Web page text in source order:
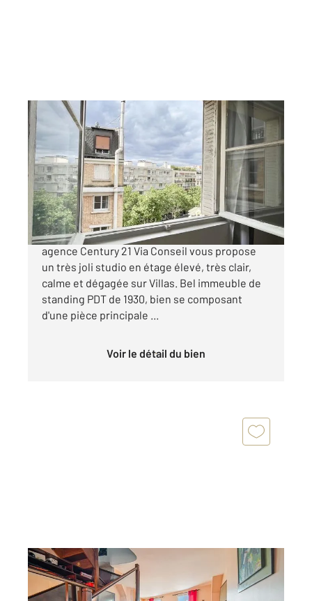
PARIS 75016
23 m
, 1 pièce
Ref : 11172
Appartement Studio à vendre
219 000 €
AUTEUIL - METRO CHARDON LAGACHE - Votre
agence Century 21 Via Conseil vous propose
un très joli studio en étage élevé, très clair,
calme et dégagée sur Villas. Bel immeuble de
standing PDT de 1930, bien se composant
d'une pièce principale ...
Voir le détail du bien
PARIS 75016
102,19 m2, 6 pièces
Ref : 11108